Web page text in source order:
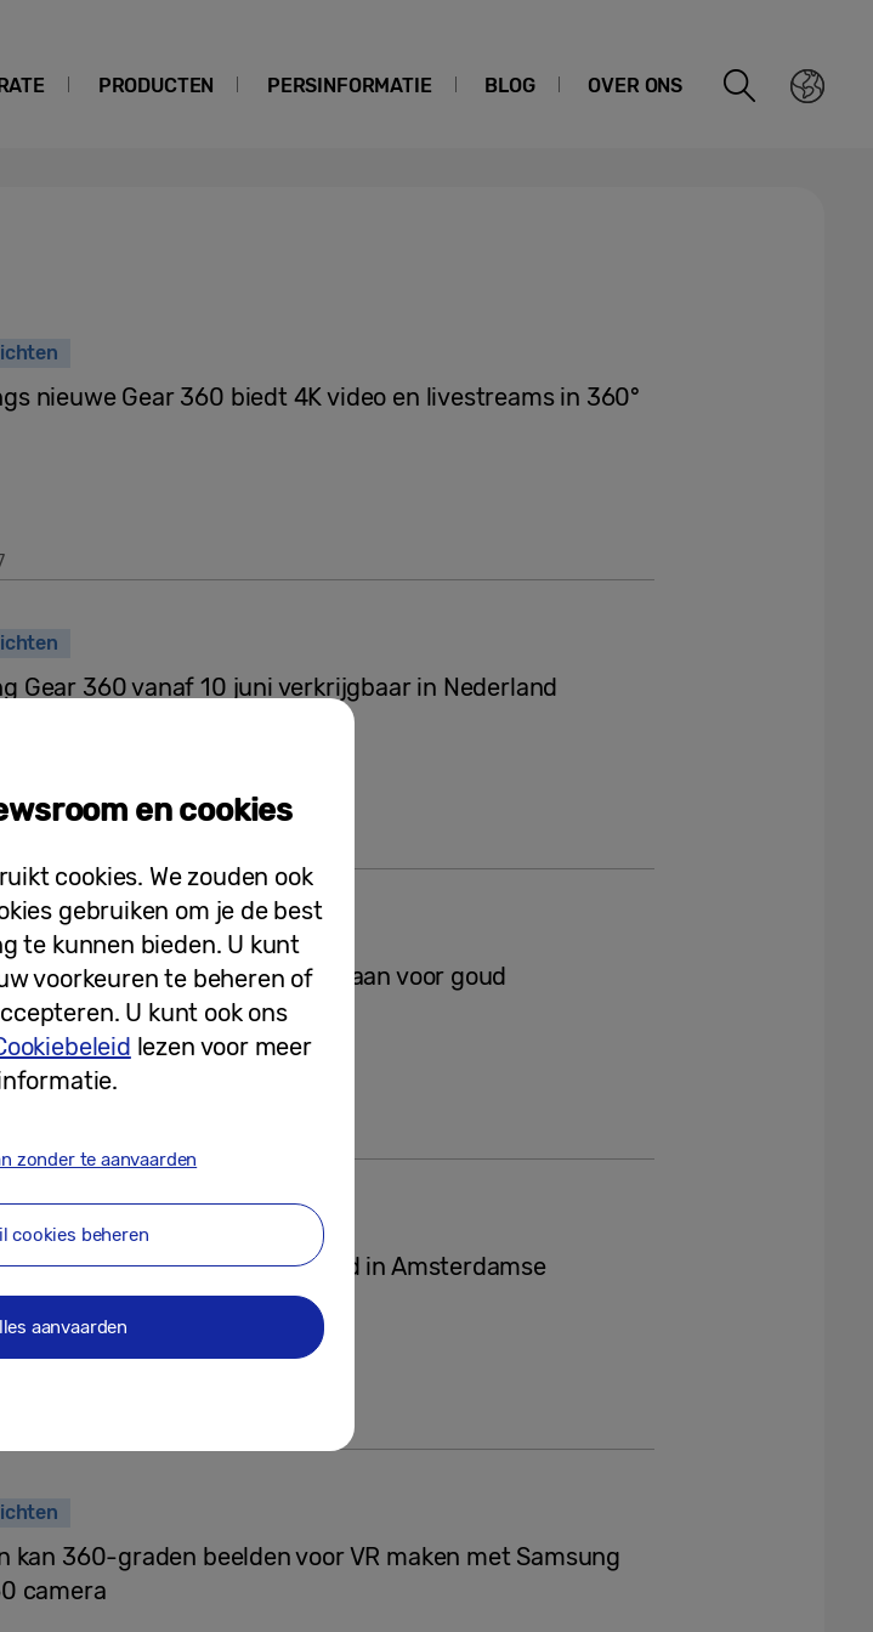
PRODUCTEN PERSINFORMATIE BLOG OVER ONS
nieuwe Gear 360 biedt 4K video en livestreams in 360°
Gear 360 vanaf 10 juni verkrijgbaar in Nederland
Rijsselberghe en Samsung gaan voor goud
opent futuristische VR-wereld in Amsterdamse
kan 360-graden beelden voor VR maken met Samsung
camera
en cookies
cookies. We zouden ook
gebruiken om je de best
te kunnen bieden. U kunt
voorkeuren te beheren of
U kunt ook ons
lezen voor meer
zonder te aanvaarden
cookies beheren
aanvaarden